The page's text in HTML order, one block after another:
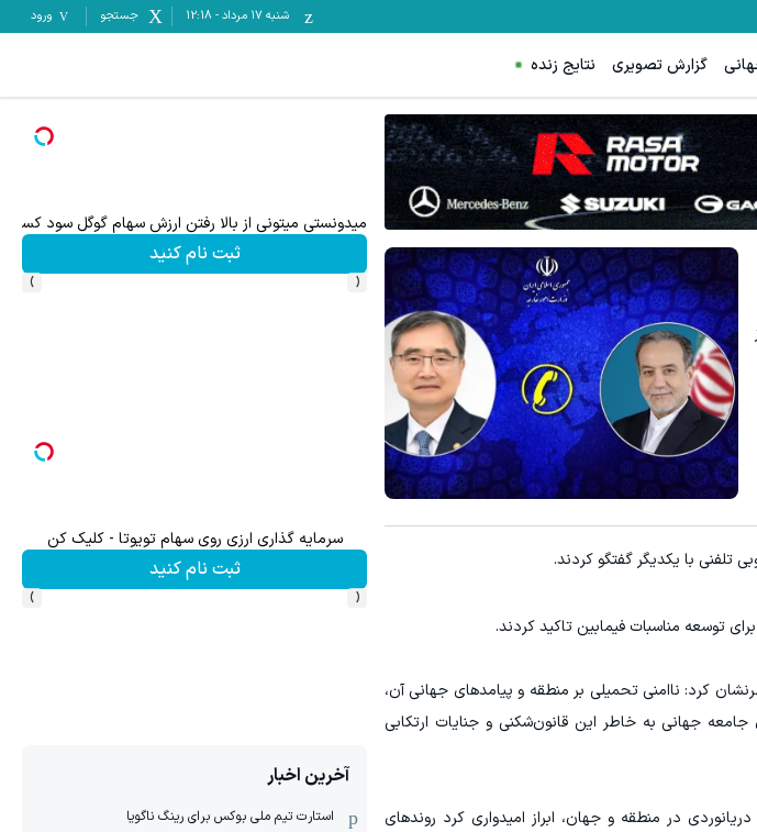
شنبه ۱۷ مرداد -
12:18 جستجو ورود
گزارش تصویری نتایج زنده
تلفنی با یکدیگر گفتگو کردند.
توسعه مناسبات فیمابین تاکید کردند.
کرد: ناامنی تحمیلی بر منطقه و پیامدهای جهانی آن،
جامعه جهانی به خاطر این قانون‌شکنی و جنایات ارتکابی
در منطقه و جهان، ابراز امیدواری کرد روندهای
میدونستی میتونی از بالا رفتن ارزش سهام گوگل سود کسب
ثبت نام کنید
‹
›
سرمایه گذاری ارزی روی سهام تویوتا - کلیک کن
ثبت نام کنید
‹
›
آخرین اخبار
استارت تیم ملی بوکس برای رینگ ناگویا